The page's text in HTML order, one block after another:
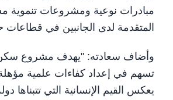
مبادرات نوعية ومشروعات تنموية
المتقدمة لدى الجانبين في قطاعات
وأضاف سعادته: "يهدف مشروع سكن
تسهم في إعداد كفاءات علمية مؤهلة
يعكس القيم الإنسانية التي تتبناها